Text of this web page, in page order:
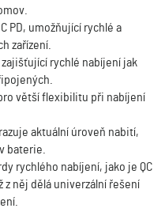
PD, umožňující rychlé a
zařízení.
zajišťující rychlé nabíjení jak
větší flexibilitu při nabíjení
aktuální úroveň nabití,
baterie.
rychlého nabíjení, jako je QC
z něj dělá univerzální řešení